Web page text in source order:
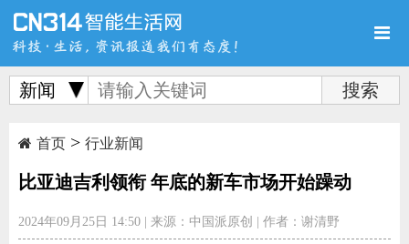
首页
新闻
首页> 行业新闻
比亚迪吉利领衔 年底的新车市场开始躁动
2024年09月25日 14:50| 来源：中国派原创 | 作者：谢清野